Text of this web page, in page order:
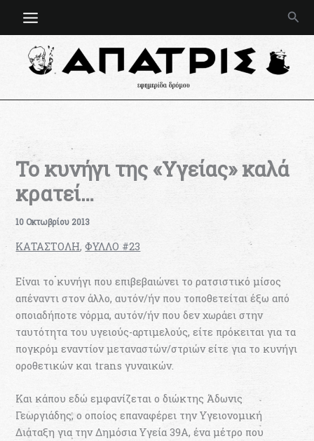
Το κυνήγι της «Υγείας» καλά
κρατεί…
10 Οκτωβρίου 2013
ΚΑΤΑΣΤΟΛΗ,ΦΥΛΛΟ #23
Είναι το κυνήγι που επιβεβαιώνει το ρατσιστικό μίσος
απέναντι στον άλλο, αυτόν/ήν που τοποθετείται έξω από
οποιαδήποτε νόρμα, αυτόν/ήν που δεν χωράει στην
ταυτότητα του υγειούς-αρτιμελούς, είτε πρόκειται για τα
πογκρόμ εναντίον μεταναστών/στριών είτε για το κυνήγι
οροθετικών και trans γυναικών.
Και κάπου εδώ εμφανίζεται ο διώκτης Άδωνις
Γεωργιάδης, ο οποίος επαναφέρει την Υγειονομική
Διάταξη για την Δημόσια Υγεία 39Α, ένα μέτρο που